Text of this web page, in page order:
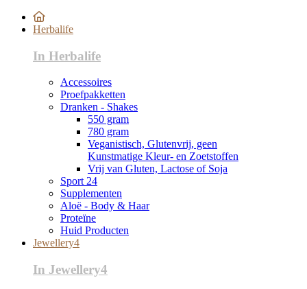
Herbalife
In Herbalife
Accessoires
Proefpakketten
Dranken - Shakes
550 gram
780 gram
Veganistisch, Glutenvrij, geen
Kunstmatige Kleur- en Zoetstoffen
Vrij van Gluten, Lactose of Soja
Sport 24
Supplementen
Aloë - Body & Haar
Proteïne
Huid Producten
Jewellery4
In Jewellery4